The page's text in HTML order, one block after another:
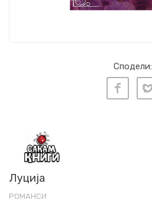
Сподели:
Луција
РОМАНСИ